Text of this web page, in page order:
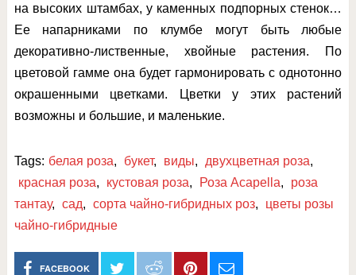
на высоких штамбах, у каменных подпорных стенок…
Ее напарниками по клумбе могут быть любые
декоративно-лиственные, хвойные растения. По
цветовой гамме она будет гармонировать с однотонно
окрашенными цветками. Цветки у этих растений
возможны и большие, и маленькие.
Tags: белая роза, букет, виды, двухцветная роза,
красная роза, кустовая роза, Роза Acapella,
роза
тантау, сад, сорта чайно-гибридных роз,
цветы розы
чайно-гибридные
FACEBOOK